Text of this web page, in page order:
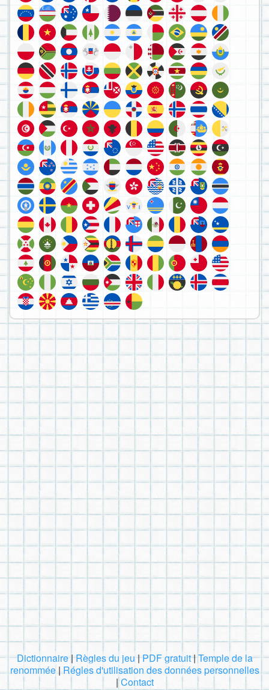
Dictionnaire|Règles du jeu|PDF gratuit|Temple de la
renommée|Régles d'utilisation des données personnelles
|Contact